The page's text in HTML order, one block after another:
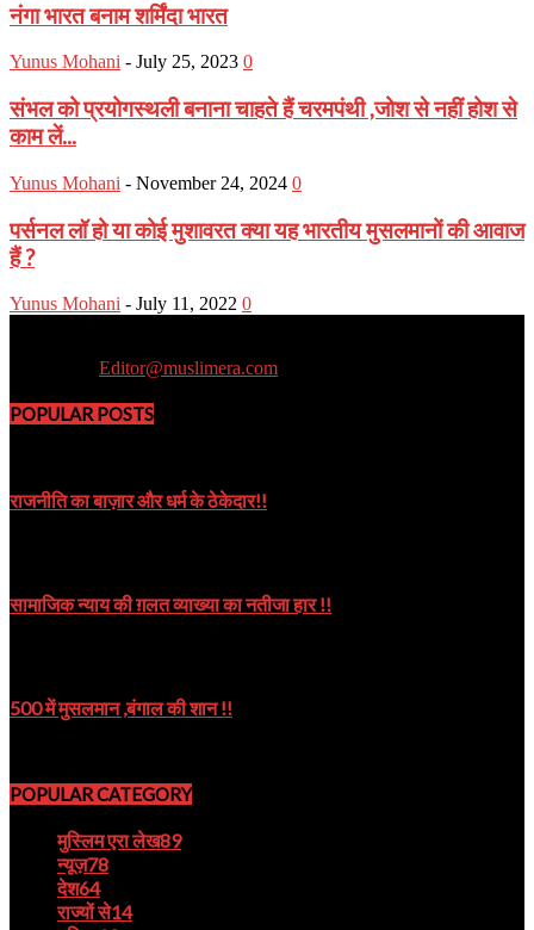
नंगा भारत बनाम शर्मिंदा भारत
Yunus Mohani - July 25, 2023 0
संभल को प्रयोगस्थली बनाना चाहते हैं चरमपंथी ,जोश से नहीं होश से
काम लें...
Yunus Mohani - November 24, 2024 0
पर्सनल लॉ हो या कोई मुशावरत क्या यह भारतीय मुसलमानों की आवाज
हैं ?
Yunus Mohani - July 11, 2022 0
Editor@muslimera.com
POPULAR POSTS
राजनीति का बाज़ार और धर्म के ठेकेदार!!
सामाजिक न्याय की ग़लत व्याख्या का नतीजा हार !!
500 में मुसलमान ,बंगाल की शान !!
POPULAR CATEGORY
मुस्लिम एरा लेख89
न्यूज़78
देश64
राज्यों से14